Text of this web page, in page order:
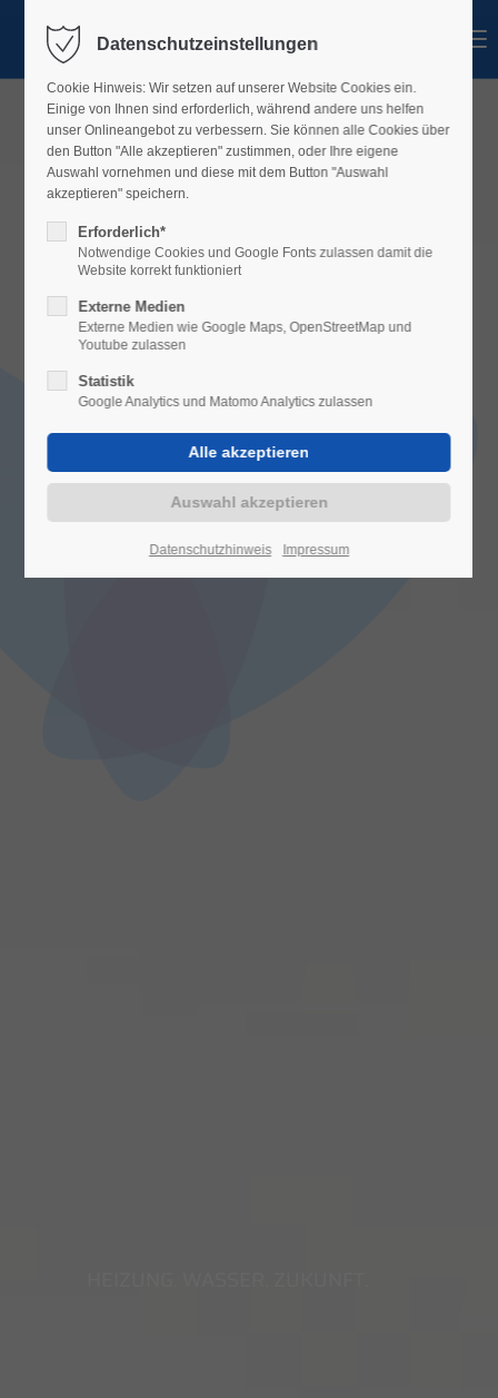
PREG
Datenschutzeinstellungen
Cookie Hinweis: Wir setzen auf unserer Website Cookies ein.
Einige von Ihnen sind erforderlich, während andere uns helfen
unser Onlineangebot zu verbessern. Sie können alle Cookies über
den Button "Alle akzeptieren" zustimmen, oder Ihre eigene
Auswahl vornehmen und diese mit dem Button "Auswahl
akzeptieren" speichern.
Erforderlich*
Notwendige Cookies und Google Fonts zulassen damit die
Website korrekt funktioniert
Externe Medien
Externe Medien wie Google Maps, OpenStreetMap und
Youtube zulassen
Statistik
Google Analytics und Matomo Analytics zulassen
Datenschutzhinweis Impressum